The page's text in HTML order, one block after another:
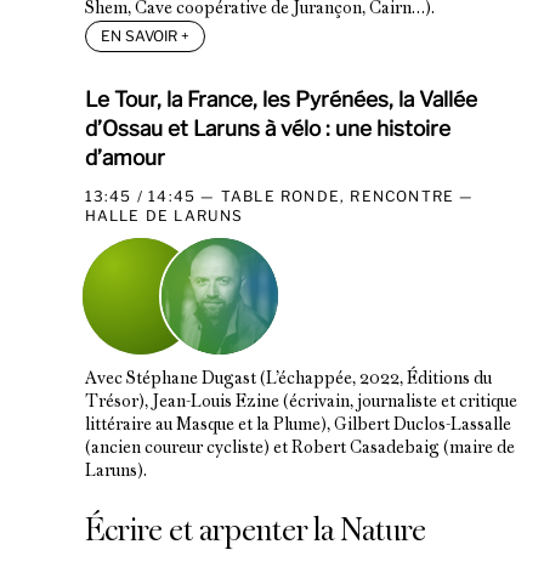
Shem, Cave coopérative de Jurançon, Cairn…).
EN SAVOIR +
Le Tour, la France, les Pyrénées, la Vallée
d’Ossau et Laruns à vélo : une histoire
d’amour
13:45 / 14:45
TABLE RONDE, RENCONTRE
HALLE DE LARUNS
Avec Stéphane Dugast (L’échappée, 2022, Éditions du
Trésor), Jean-Louis Ezine (écrivain, journaliste et critique
littéraire au Masque et la Plume), Gilbert Duclos-Lassalle
(ancien coureur cycliste) et Robert Casadebaig (maire de
Laruns).
Écrire et arpenter la Nature